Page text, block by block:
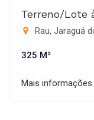
Terreno/Lote
Rau, Jaraguá
325 M²
Mais informações